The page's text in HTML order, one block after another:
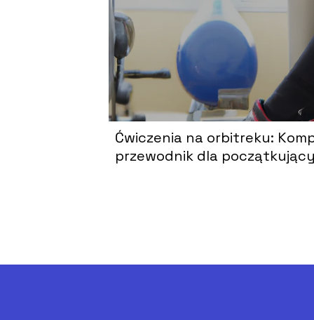
Ćwiczenia na orbitreku:
przewodnik dla